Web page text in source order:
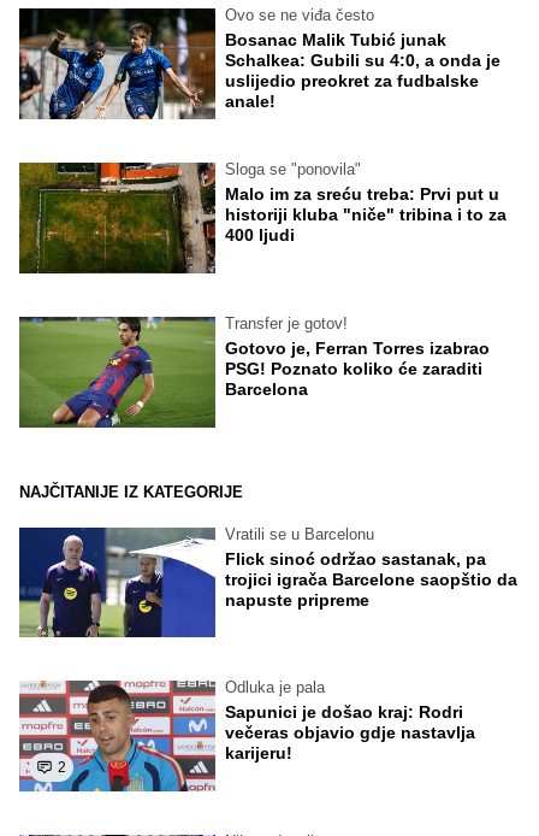
Ovo se ne viđa često
Bosanac Malik Tubić junak
Schalkea: Gubili su 4:0, a onda je
uslijedio preokret za fudbalske
anale!
Sloga se "ponovila"
Malo im za sreću treba: Prvi put u
historiji kluba "niče" tribina i to za
400 ljudi
Transfer je gotov!
Gotovo je, Ferran Torres izabrao
PSG! Poznato koliko će zaraditi
Barcelona
NAJČITANIJE IZ KATEGORIJE
Vratili se u Barcelonu
Flick sinoć održao sastanak, pa
trojici igrača Barcelone saopštio da
napuste pripreme
2
Odluka je pala
Sapunici je došao kraj: Rodri
večeras objavio gdje nastavlja
karijeru!